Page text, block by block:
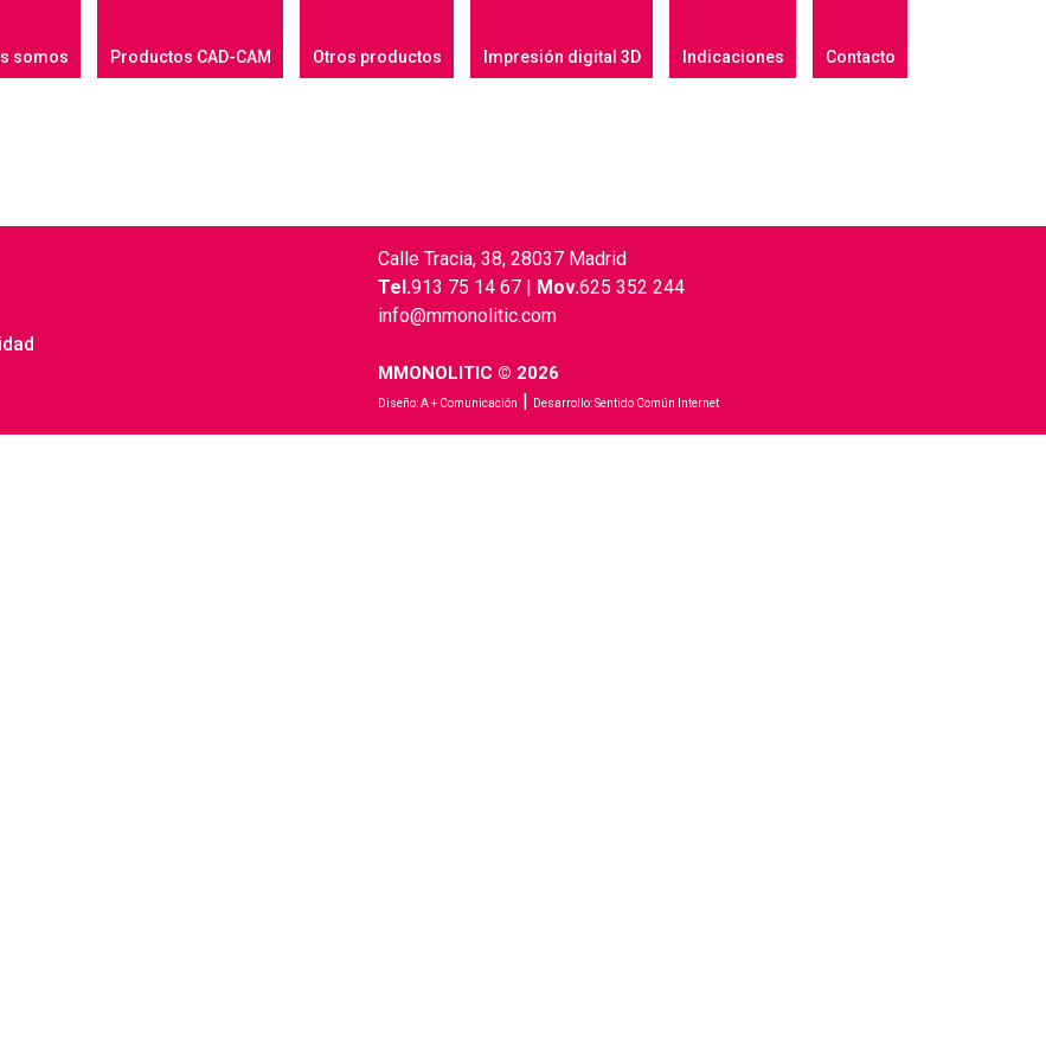
somos Productos CAD-CAM Otros productos Impresión digital 3D Indicaciones Contacto
Calle Tracia, 38, 28037 Madrid
Tel.913 75 14 67 | Mov.625 352 244
info@mmonolitic.com
MMONOLITIC © 2026
Diseño:A + Comunicación | Desarrollo:Sentido Común Internet